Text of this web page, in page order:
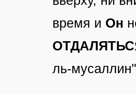
время и Он
ль-